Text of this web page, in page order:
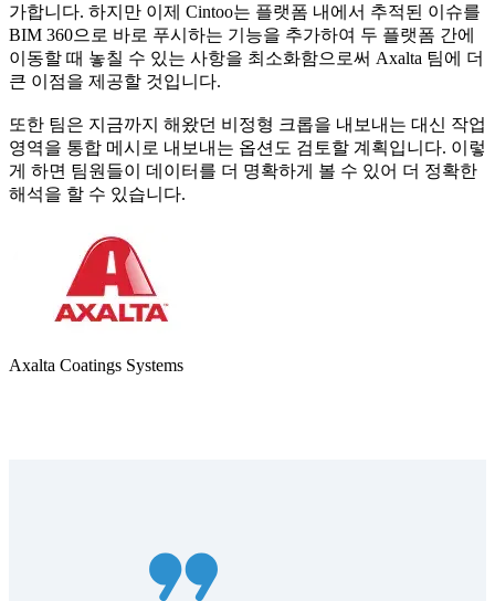
가합니다. 하지만 이제 Cintoo는 플랫폼 내에서 추적된 이슈를
BIM 360으로 바로 푸시하는 기능을 추가하여 두 플랫폼 간에
이동할 때 놓칠 수 있는 사항을 최소화함으로써 Axalta 팀에 더
큰 이점을 제공할 것입니다.
또한 팀은 지금까지 해왔던 비정형 크롭을 내보내는 대신 작업
영역을 통합 메시로 내보내는 옵션도 검토할 계획입니다. 이렇
게 하면 팀원들이 데이터를 더 명확하게 볼 수 있어 더 정확한
해석을 할 수 있습니다.
Axalta Coatings Systems